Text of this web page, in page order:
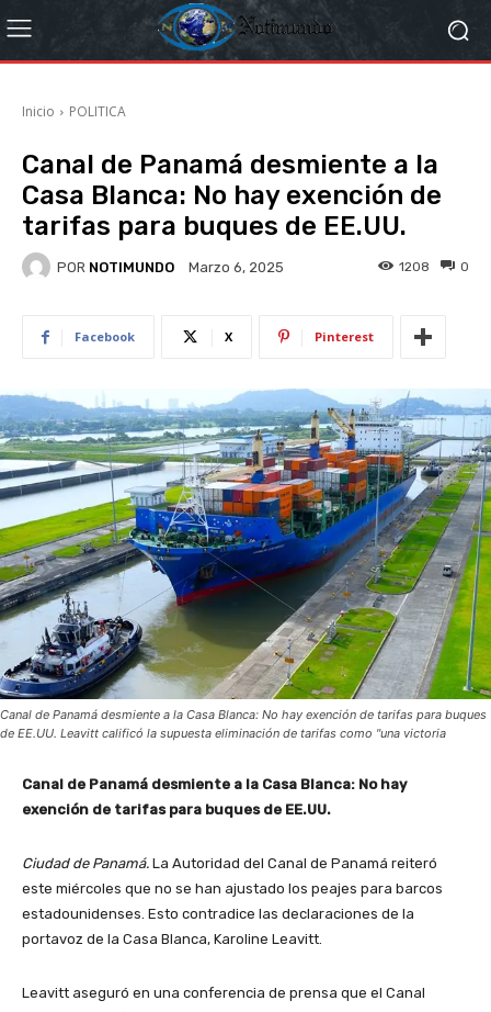
Inicio POLITICA
Canal de Panamá desmiente a la
Casa Blanca: No hay exención de
tarifas para buques de EE.UU.
POR NOTIMUNDO Marzo 6, 2025 0
1208
Facebook X Pinterest
Canal de Panamá desmiente a la Casa Blanca: No hay exención de tarifas para buques
de EE.UU. Leavitt calificó la supuesta eliminación de tarifas como "una victoria
Canal de Panamá desmiente a la Casa Blanca: No hay
exención de tarifas para buques de EE.UU.
Ciudad de Panamá. La Autoridad del Canal de Panamá reiteró
este miércoles que no se han ajustado los peajes para barcos
estadounidenses. Esto contradice las declaraciones de la
portavoz de la Casa Blanca, Karoline Leavitt.
Leavitt aseguró en una conferencia de prensa que el Canal